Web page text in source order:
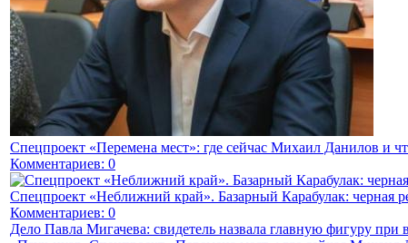
Спецпроект «Перемена мест»: где сейчас Михаил Данилов и
Комментариев: 0
Спецпроект «Неближний край». Базарный Карабулак: черная
Комментариев: 0
Дело Павла Мигачева: свидетель назвала главную фигуру при